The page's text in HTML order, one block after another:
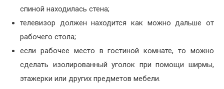
спиной находилась стена;
телевизор должен находится как можно дальше от
рабочего стола;
если рабочее место в гостиной комнате, то можно
сделать изолированный уголок при помощи ширмы,
этажерки или других предметов мебели.